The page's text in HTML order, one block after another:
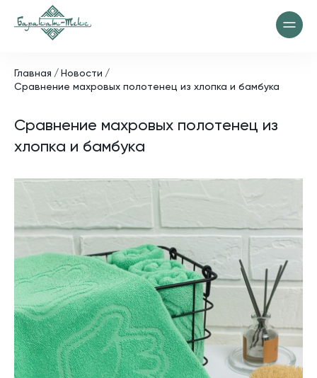
Главная
Новости
Сравнение махровых полотенец из хлопка и бамбука
Сравнение махровых полотенец из
хлопка и бамбука